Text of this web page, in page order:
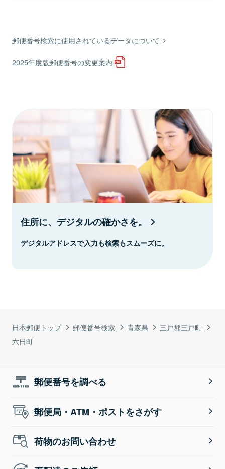
日本郵便トップ 郵便番号検索 青森県
三戸郡三戸町
六日町
郵便番号検索に使用されているデータについて
2025年度版郵便番号の変更案内
住所に、デジタルの確かさを。
デジタルアドレスで入力も検索もスムーズに。
郵便番号を調べる
郵便局・ATM・ポストをさがす
荷物のお問い合わせ